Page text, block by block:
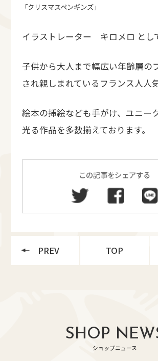
「クリスマスペンギンズ」
イラストレーター キロメロ とし
子供から大人まで幅広い年齢層の
され親しまれているフランス人人
絵本の挿絵なども手がけ、ユニー
光る作品を多数揃えております。
この記事をシェアする
PREV TOP
SHOP
ショップニュース